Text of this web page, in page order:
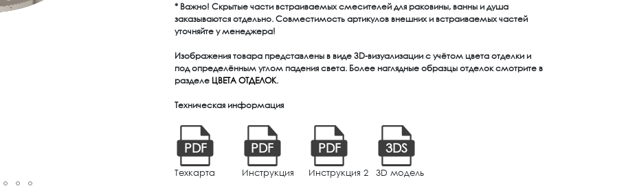
* Важно! Скрытые части встраиваемых смесителей для раковины, ванны и душа
заказываются отдельно. Совместимость артикулов внешних и встраиваемых частей
уточняйте у менеджера!
Изображения товара представлены в виде 3D-визуализации с учётом цвета отделки и
под определённым углом падения света. Более наглядные образцы отделок смотрите в
разделе ЦВЕТА ОТДЕЛОК.
Техническая информация
PDF
Техкарта
PDF
Инструкция
PDF
Инструкция 2
3DS
3D модель